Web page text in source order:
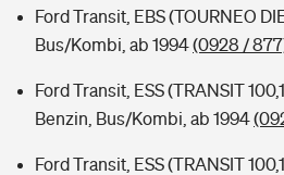
Ford Transit, EBS (TOURNEO
Bus/Kombi, ab 1994(0928 /
Ford Transit, ESS (TRANSIT
Benzin, Bus/Kombi, ab 1994
Ford Transit, ESS (TRANSIT